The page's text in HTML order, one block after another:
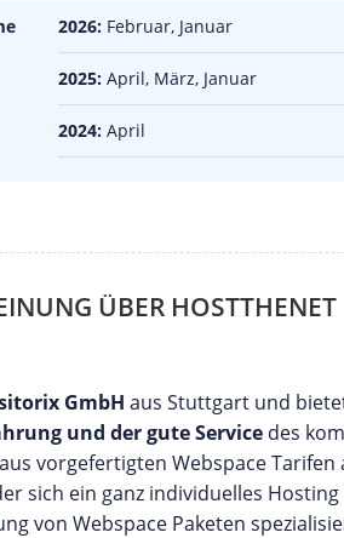
2026: Februar, Januar
2025: April, März, Januar
2024: April
ÜBER HOSTTHENET
GmbH aus Stuttgart und
und der gute Service des
vorgefertigten Webspace
sich ein ganz individuelles
von Webspace Paketen